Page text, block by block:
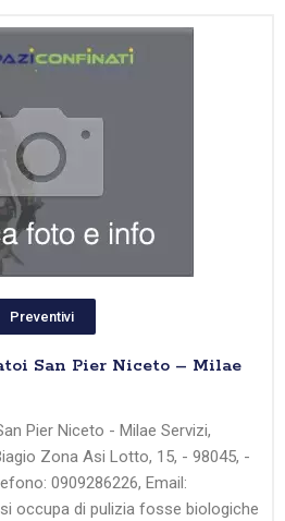
Preventivi
San Pier Niceto – Milae
Pier Niceto - Milae Servizi,
Zona Asi Lotto, 15, - 98045, -
0909286226, Email:
occupa di pulizia fosse biologiche